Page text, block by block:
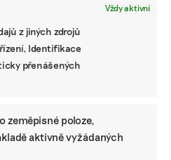
Vždy aktivní
z jiných zdrojů
Identifikace
přenášených
zeměpisné poloze,
aktivně vyžádaných
původně vymyšlen
to tak, že nastavené
krom největších
projektu můžete
ministerstvo pro
kritizuje. Malík státu
model s názvem Živá